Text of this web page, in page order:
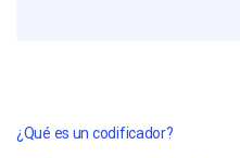
¿Qué es un codificador?